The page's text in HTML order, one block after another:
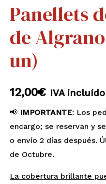
Panellets
de
un)
12,00€ IVA incluído
📢 IMPORTANTE: Los
encargo; se reservan y
o envío 2 días después.
de Octubre.
La cobertura brillante